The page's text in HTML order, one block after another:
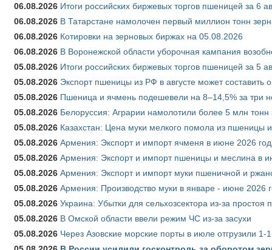
06.08.2026 Итоги российских биржевых торгов пшеницей за 6
06.08.2026 В Татарстане намолочен первый миллион тонн
06.08.2026 Котировки на зерновых биржах на 05.08.2026
06.08.2026 В Воронежской области уборочная кампания
05.08.2026 Итоги российских биржевых торгов пшеницей за 5
05.08.2026 Экспорт пшеницы из РФ в августе может составить
05.08.2026 Пшеница и ячмень подешевели на 8–14,5% за три
05.08.2026 Белоруссия: Аграрии намолотили более 5 млн тонн
05.08.2026 Казахстан: Цена муки мелкого помола из пшеницы
05.08.2026 Армения: Экспорт и импорт ячменя в июне 2026
05.08.2026 Армения: Экспорт и импорт пшеницы и меслина в
05.08.2026 Армения: Экспорт и импорт муки пшеничной и
05.08.2026 Армения: Производство муки в январе - июне 2026
05.08.2026 Украина: Убытки для сельхозсектора из-за простоя
05.08.2026 В Омской области ввели режим ЧС из-за засухи
05.08.2026 Через Азовские морские порты в июле отгрузили